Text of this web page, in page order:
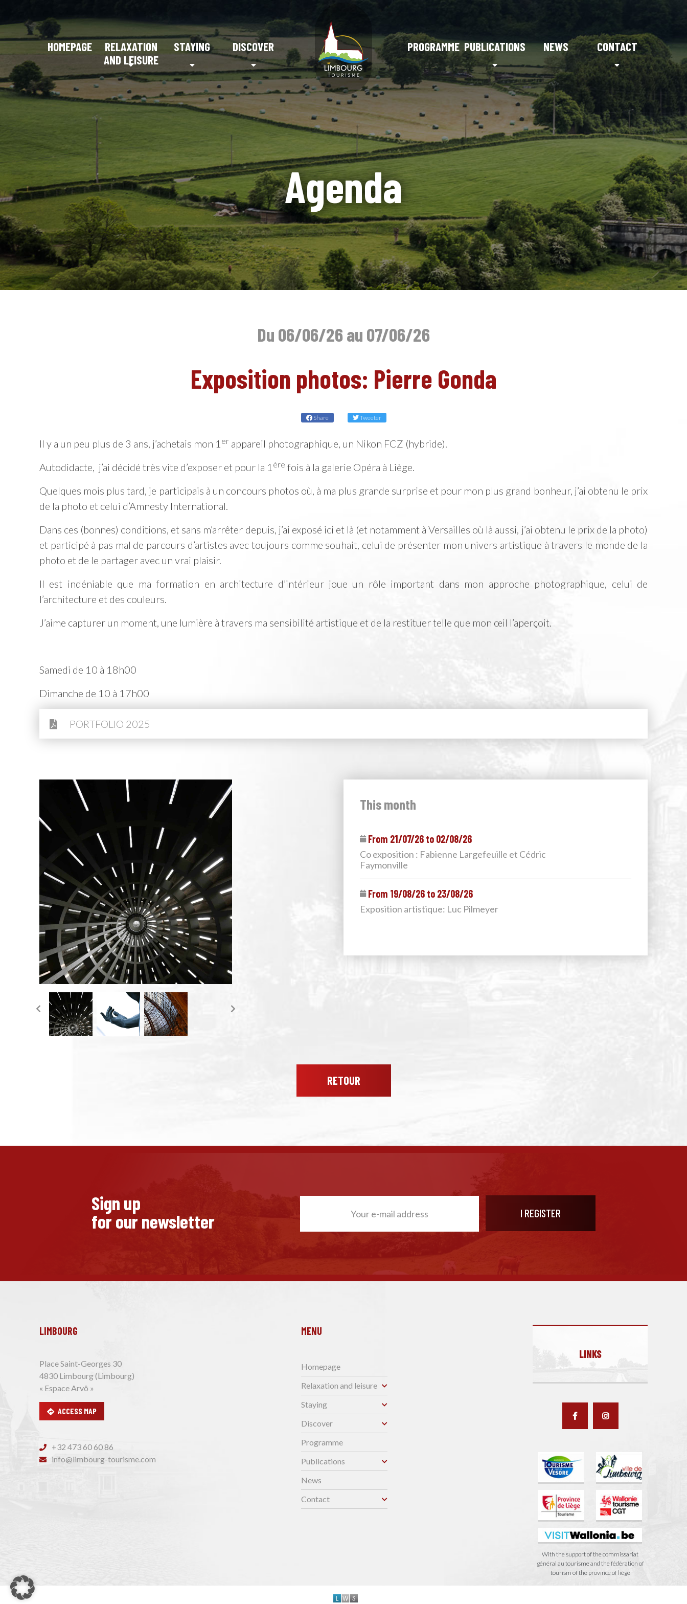
HOMEPAGE
RELAXATION
AND LEISURE
STAYING DISCOVER PROGRAMME PUBLICATIONS NEWS CONTACT
Agenda
Du 06/06/26 au 07/06/26
Exposition photos: Pierre Gonda
Share Tweeter
Il y a un peu plus de 3 ans, j’achetais mon 1 er appareil photographique, un Nikon FCZ (hybride).
Autodidacte, j’ai décidé très vite d’exposer et pour la 1 ère fois à la galerie Opéra à Liège.
Quelques mois plus tard, je participais à un concours photos où, à ma plus grande surprise et pour mon plus grand bonheur, j’ai obtenu le prix
de la photo et celui d’Amnesty International.
Dans ces (bonnes) conditions, et sans m’arrêter depuis, j’ai exposé ici et là (et notamment à Versailles où là aussi, j’ai obtenu le prix de la photo)
et participé à pas mal de parcours d’artistes avec toujours comme souhait, celui de présenter mon univers artistique à travers le monde de la
photo et de le partager avec un vrai plaisir.
Il est indéniable que ma formation en architecture d’intérieur joue un rôle important dans mon approche photographique, celui de
l’architecture et des couleurs.
J’aime capturer un moment, une lumière à travers ma sensibilité artistique et de la restituer telle que mon œil l’aperçoit.
Samedi de 10 à 18h00
Dimanche de 10 à 17h00
PORTFOLIO 2025
This month
From 21/07/26 to 02/08/26
Co exposition : Fabienne Largefeuille et Cédric
Faymonville
From 19/08/26 to 23/08/26
Exposition artistique: Luc Pilmeyer
RETOUR
Sign up
for our newsletter
LIMBOURG
Place Saint-Georges 30
4830 Limbourg (Limbourg)
« Espace Arvô »
ACCESS MAP
+32 473 60 60 86
info@limbourg-tourisme.com
MENU
Homepage
Relaxation and leisure
Staying
Discover
Programme
Publications
News
Contact
LINKS
With the support of the commissariat
général au tourisme and the fédération of
tourism of the province of liège